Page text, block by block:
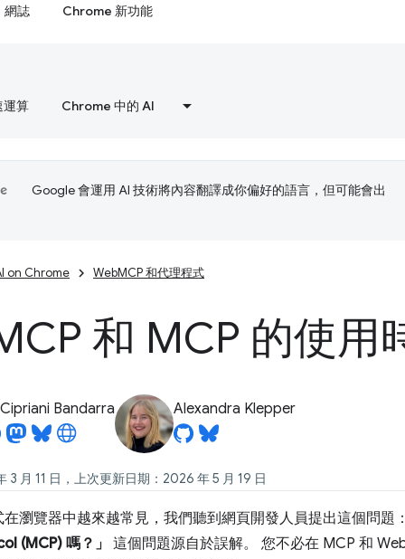
網誌 Chrome 新功能
運算 Chrome 中的 AI
Google 會運用 AI 技術將內容翻譯成你偏好的語言，但可能會出
on Chrome WebMCP 和代理程式
和 MCP 的使用
Bandarra Alexandra Klepper
3 月 11 日，上次更新日期：2026 年 5 月 19 日
在瀏覽器中越來越常見，我們聽到網頁開發人員提出這個問題
(MCP) 嗎？」 這個問題源自於誤解。 您不必在 MCP 和